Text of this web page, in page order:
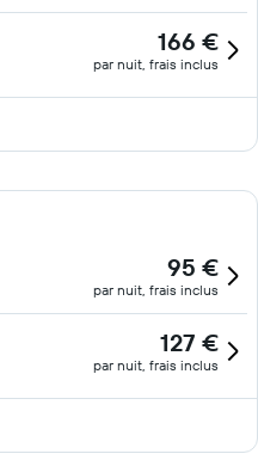
166 €
par nuit, frais inclus
95 €
par nuit, frais inclus
127 €
par nuit, frais inclus